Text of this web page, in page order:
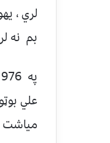
لري ،
بم نه
علي